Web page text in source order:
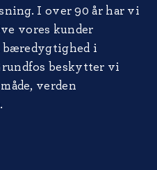
I over 90 år har vi
vores kunder
bæredygtighed i
beskytter vi
verden